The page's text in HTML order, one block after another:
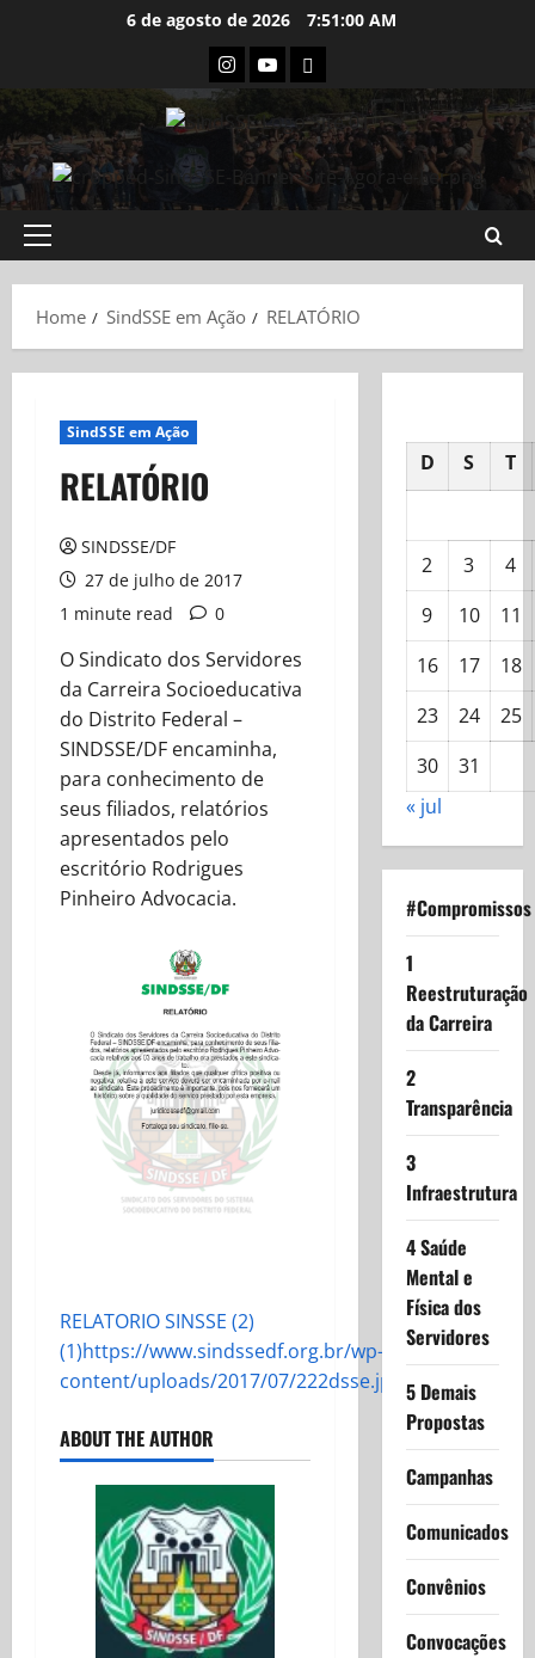
6 de agosto de 2026 7:51:00 AM
Instagram
YoutubeFlickr
Primary
Home
SindSSE em Ação RELATÓRIO
SindSSE em Ação
RELATÓRIO
SINDSSE/DF
27 de julho de 2017
1 minute read
0
O Sindicato dos Servidores
da Carreira Socioeducativa
do Distrito Federal –
SINDSSE/DF encaminha,
para conhecimento de
seus filiados, relatórios
apresentados pelo
escritório Rodrigues
Pinheiro Advocacia.
RELATORIO SINSSE (2)
(1)https://www.sindssedf.org.br/wp-
content/uploads/2017/07/222dsse.jpg
ABOUT THE AUTHOR
D S T
2 3
4
9
10
11
16
17
18
23
24
25
30
31
« jul
#Compromissos
1
Reestruturação
da Carreira
2
Transparência
3
Infraestrutura
4 Saúde
Mental e
Física dos
Servidores
5 Demais
Propostas
Campanhas
Comunicados
Convênios
Convocações